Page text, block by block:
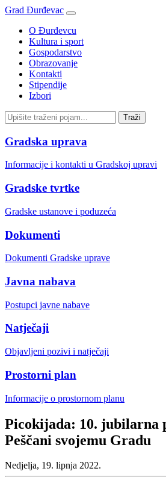
Grad Đurđevac
O Đurđevcu
Kultura i sport
Gospodarstvo
Obrazovanje
Kontakti
Stipendije
Izbori
Gradska uprava
Informacije i kontakti u Gradskoj upravi
Gradske tvrtke
Gradske ustanove i poduzeća
Dokumenti
Dokumenti Gradske uprave
Javna nabava
Postupci javne nabave
Natječaji
Objavljeni pozivi i natječaji
Prostorni plan
Informacije o prostornom planu
Picokijada: 10. jubilarna
Peščani svojemu Gradu
Nedjelja, 19. lipnja 2022.